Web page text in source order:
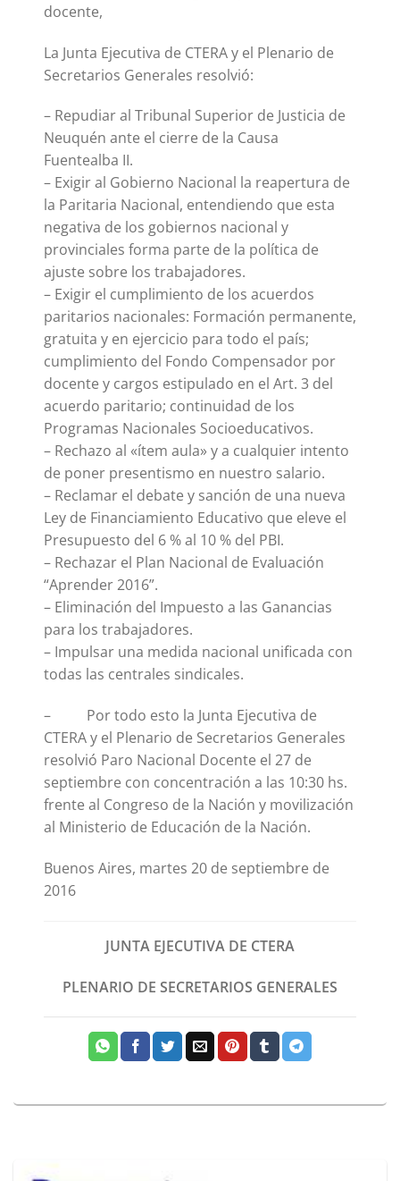
docente,
La Junta Ejecutiva de CTERA y el Plenario de
Secretarios Generales resolvió:
– Repudiar al Tribunal Superior de Justicia de
Neuquén ante el cierre de la Causa
Fuentealba II.
– Exigir al Gobierno Nacional la reapertura de
la Paritaria Nacional, entendiendo que esta
negativa de los gobiernos nacional y
provinciales forma parte de la política de
ajuste sobre los trabajadores.
– Exigir el cumplimiento de los acuerdos
paritarios nacionales: Formación permanente,
gratuita y en ejercicio para todo el país;
cumplimiento del Fondo Compensador por
docente y cargos estipulado en el Art. 3 del
acuerdo paritario; continuidad de los
Programas Nacionales Socioeducativos.
– Rechazo al «ítem aula» y a cualquier intento
de poner presentismo en nuestro salario.
– Reclamar el debate y sanción de una nueva
Ley de Financiamiento Educativo que eleve el
Presupuesto del 6 % al 10 % del PBI.
– Rechazar el Plan Nacional de Evaluación
“Aprender 2016”.
– Eliminación del Impuesto a las Ganancias
para los trabajadores.
– Impulsar una medida nacional unificada con
todas las centrales sindicales.
– Por todo esto la Junta Ejecutiva de
CTERA y el Plenario de Secretarios Generales
resolvió Paro Nacional Docente el 27 de
septiembre con concentración a las 10:30 hs.
frente al Congreso de la Nación y movilización
al Ministerio de Educación de la Nación.
Buenos Aires, martes 20 de septiembre de
2016
JUNTA EJECUTIVA DE CTERA
PLENARIO DE SECRETARIOS GENERALES